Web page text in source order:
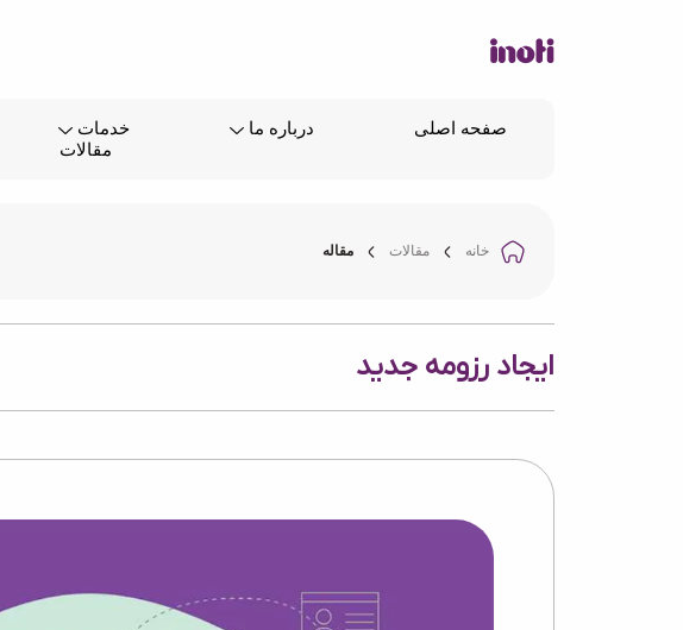
صفحه اصلی درباره ما خدمات
مقالات
خانه مقالات مقاله
ایجاد رزومه جدید